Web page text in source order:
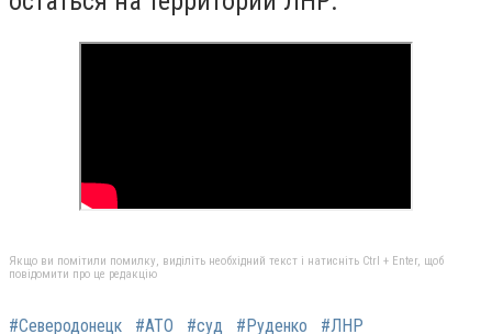
Якщо ви помітили помилку, виділіть необхідний текст і натисніть Ctrl + Enter, щоб
повідомити про це редакцію
#Северодонецк #АТО #суд #Руденко #ЛНР